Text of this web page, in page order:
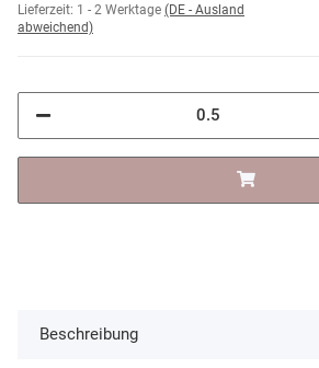
Lieferzeit: 1 - 2 Werktage (DE - Ausland
abweichend)
Beschreibung